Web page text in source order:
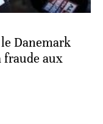
Danemark
fraude aux